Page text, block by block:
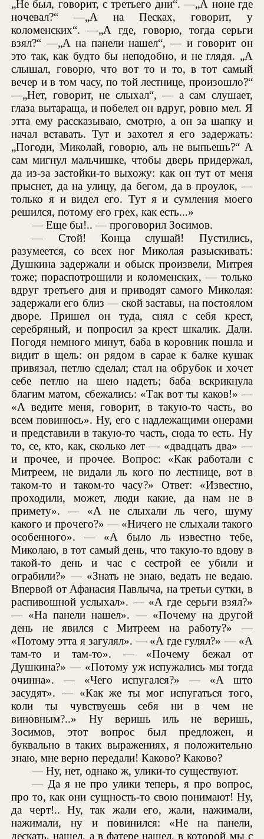
„Не был, говорит, с третьего дни“. —„А ноне где
ночевал?“ —„А на Песках, говорит, у
коломенских“. —„А где, говорю, тогда серьги
взял?“ —„А на панели нашел“, — и говорит он
это так, как будто бы неподобно, и не глядя. „А
слышал, говорю, что вот то и то, в тот самый
вечер и в том часу, по той лестнице, произошло?“
—„Нет, говорит, не слыхал“, — а сам слушает,
глаза вытараща, и побелел он вдруг, ровно мел. Я
этта ему рассказываю, смотрю, а он за шапку и
начал вставать. Тут и захотел я его задержать:
„Погоди, Миколай, говорю, аль не выпьешь?“ А
сам мигнул мальчишке, чтобы дверь придержал,
да из-за застойки-то выхожу: как он тут от меня
прыснет, да на улицу, да бегом, да в проулок, —
только я и видел его. Тут я и сумления моего
решился, потому его грех, как есть...»
— Еще бы!.. — проговорил Зосимов.
— Стой! Конца слушай! Пустились,
разумеется, со всех ног Миколая разыскивать:
Душкина задержали и обыск произвели, Митрея
тоже; пораспотрошили и коломенских, — только
вдруг третьего дня и приводят самого Миколая:
задержали его близ — ской заставы, на постоялом
дворе. Пришел он туда, снял с себя крест,
серебряный, и попросил за крест шкалик. Дали.
Погодя немного минут, баба в коровник пошла и
видит в щель: он рядом в сарае к балке кушак
привязал, петлю сделал; стал на обрубок и хочет
себе петлю на шею надеть; баба вскрикнула
благим матом, сбежались: «Так вот ты каков!» —
«А ведите меня, говорит, в такую-то часть, во
всем повинюсь». Ну, его с надлежащими онерами
и представили в такую-то часть, сюда то есть. Ну
то, се, кто, как, сколько лет — «двадцать два» —
и прочее, и прочее. Вопрос: «Как работали с
Митреем, не видали ль кого по лестнице, вот в
таком-то и таком-то часу?» Ответ: «Известно,
проходили, может, люди какие, да нам не в
примету». — «А не слыхали ль чего, шуму
какого и прочего?» — «Ничего не слыхали такого
особенного». — «А было ль известно тебе,
Миколаю, в тот самый день, что такую-то вдову в
такой-то день и час с сестрой ее убили и
ограбили?» — «Знать не знаю, ведать не ведаю.
Впервой от Афанасия Павлыча, на третьи сутки, в
распивошной услыхал». — «А где серьги взял?»
— «На панели нашел». — «Почему на другой
день не явился с Митреем на работу?» —
«Потому этта я загулял». — «А где гулял?» — «А
там-то и там-то». — «Почему бежал от
Душкина?» — «Потому уж испужались мы тогда
очинна». — «Чего испугался?» — «А што
засудят». — «Как же ты мог испугаться того,
коли ты чувствуешь себя ни в чем не
виновным?..» Ну веришь иль не веришь,
Зосимов, этот вопрос был предложен, и
буквально в таких выражениях, я положительно
знаю, мне верно передали! Каково? Каково?
— Ну, нет, однако ж, улики-то существуют.
— Да я не про улики теперь, я про вопрос,
про то, как они сущность-то свою понимают! Ну,
да черт!.. Ну, так жали его, жали, нажимали,
нажимали, ну и повинился: «Не на панели,
дескать, нашел, а в фатере нашел, в которой мы с